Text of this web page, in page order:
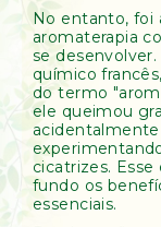
No entanto, foi
aromaterapia
se
químico
do termo
ele queimou
cicatrizes.
fundo os
essenciais.